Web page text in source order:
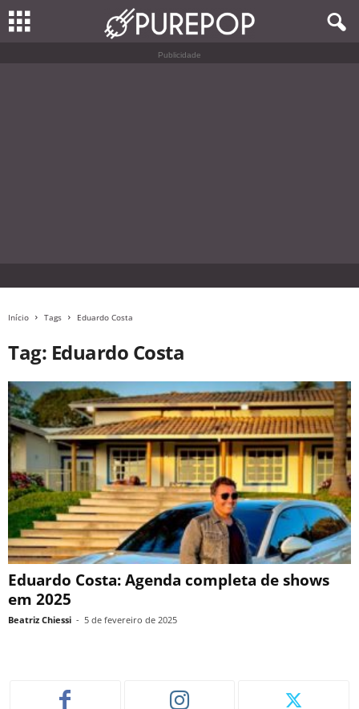
Publicidade
Início Tags Eduardo Costa
Tag: Eduardo Costa
Eduardo Costa: Agenda completa de shows
em 2025
Beatriz Chiessi - 5 de fevereiro de 2025